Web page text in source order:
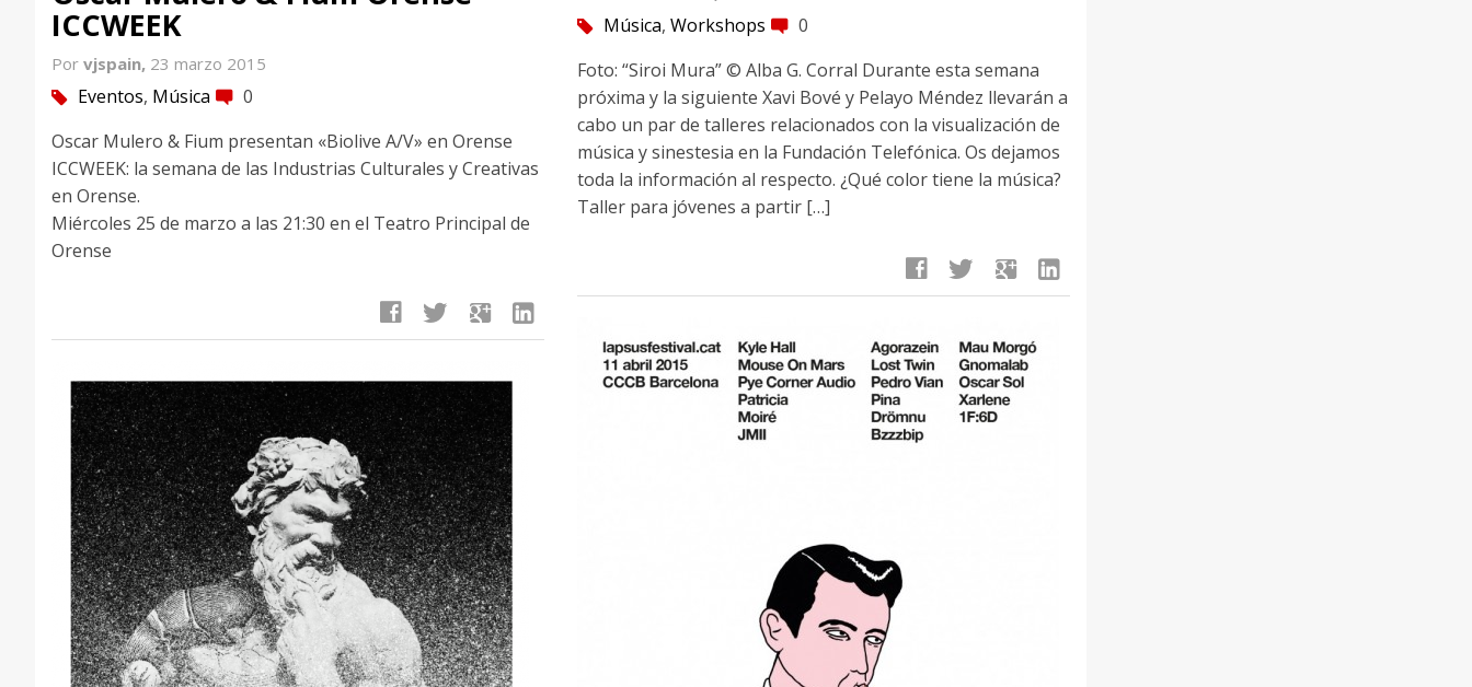
tag Música, Workshops comment 0
Foto: “Siroi Mura” © Alba G. Corral Durante esta semana
próxima y la siguiente Xavi Bové y Pelayo Méndez llevarán a
cabo un par de talleres relacionados con la visualización de
música y sinestesia en la Fundación Telefónica. Os dejamos
toda la información al respecto. ¿Qué color tiene la música?
Taller para jóvenes a partir […]
facebook twitter google linkedin
ICCWEEK
Por vjspain, 23 marzo 2015
tag Eventos, Música comment 0
Oscar Mulero & Fium presentan «Biolive A/V» en Orense
ICCWEEK: la semana de las Industrias Culturales y Creativas
en Orense.
Miércoles 25 de marzo a las 21:30 en el Teatro Principal de
Orense
facebook twitter google linkedin